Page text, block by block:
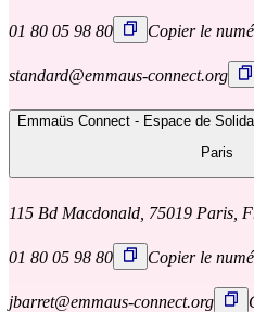
01 80 05 98 80 Copier le
standard@emmaus-connect.org
Emmaüs Connect - Espace de
Paris
115 Bd Macdonald, 75019 Paris,
01 80 05 98 80 Copier le
jbarret@emmaus-connect.org